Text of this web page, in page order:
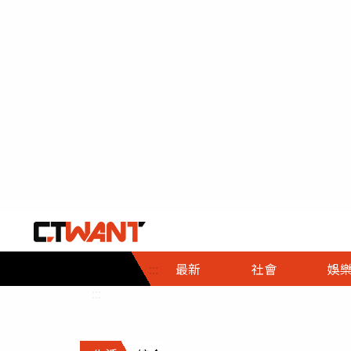
::: 最新 社會
社會首頁
時事
調查
娛樂
娛樂首頁
即時
財經首頁
熱線
政